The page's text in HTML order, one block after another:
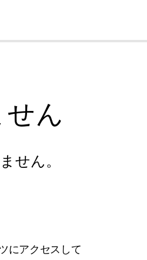
ん
せん。
にアクセスして